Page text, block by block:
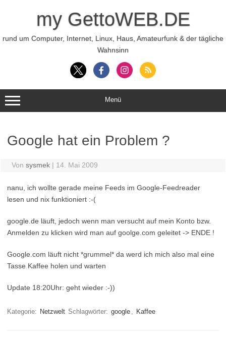
my GettoWEB.DE
rund um Computer, Internet, Linux, Haus, Amateurfunk & der tägliche
Wahnsinn
Menü
Google hat ein Problem ?
Von sysmek | 14. Mai 2009
nanu, ich wollte gerade meine Feeds im Google-Feedreader
lesen und nix funktioniert :-(
google.de läuft, jedoch wenn man versucht auf mein Konto bzw.
Anmelden zu klicken wird man auf goolge.com geleitet -> ENDE !
Google.com läuft nicht *grummel* da werd ich mich also mal eine
Tasse Kaffee holen und warten
Update 18:20Uhr: geht wieder :-))
Kategorie: Netzwelt Schlagwörter: google , Kaffee